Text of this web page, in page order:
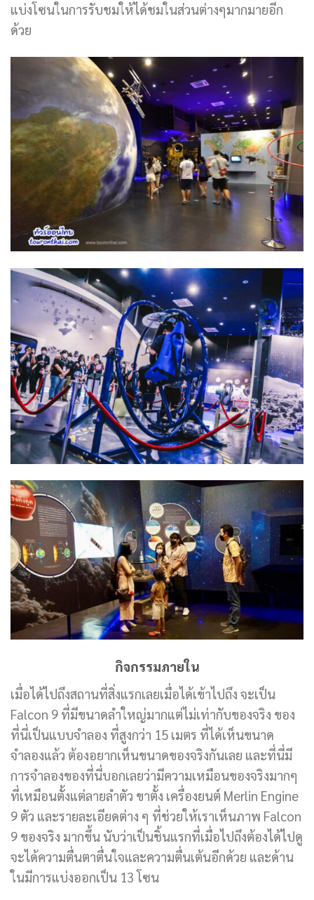
แบ่งโซนในการรับชมให้ได้ชมในส่วนต่างๆมากมายอีก
ด้วย
กิจกรรมภายใน
เมื่อได้ไปถึงสถานที่สิ่งแรกเลยเมื่อได้เข้าไปถึง จะเป็น
Falcon 9 ที่มีขนาดลำใหญ่มากแต่ไม่เท่ากับของจริง ของ
ที่นี่เป็นแบบจำลอง ที่สูงกว่า 15 เมตร ที่ได้เห็นขนาด
จำลองแล้ว ต้องอยากเห็นขนาดของจริงกันเลย และที่นี่มี
การจำลองของที่นี่บอกเลยว่ามีความเหมือนของจริงมากๆ
ที่เหมือนตั้งแต่ลายลำตัว ขาตั้ง เครื่องยนต์ Merlin Engine
9 ตัว และรายละเอียดต่าง ๆ ที่ช่วยให้เราเห็นภาพ Falcon
9 ของจริง มากขึ้น นับว่าเป็นชิ้นแรกที่เมื่อไปถึงต้องได้ไปดู
จะได้ความตื่นตาตื่นใจและความตื่นเต้นอีกด้วย และด้าน
ในมีการแบ่งออกเป็น 13 โซน